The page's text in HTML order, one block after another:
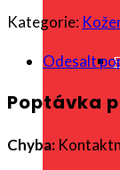
Kategorie:
Odesalt
Poptávka
Chyba: